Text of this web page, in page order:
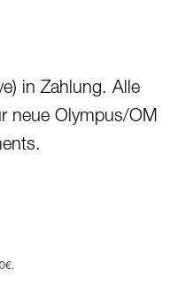
in Zahlung. Alle
neue Olympus/OM